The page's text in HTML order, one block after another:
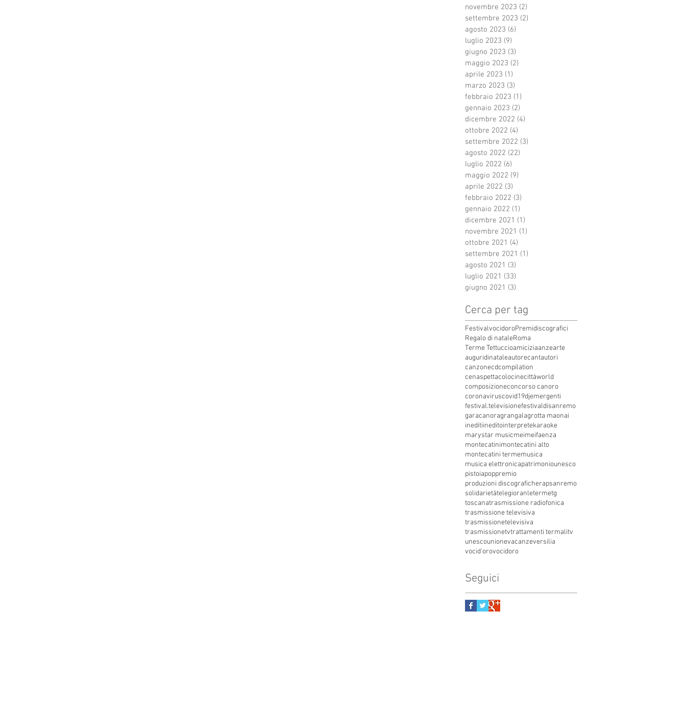
novembre 2023 (2)
settembre 2023 (2)
agosto 2023 (6)
luglio 2023 (9)
giugno 2023 (3)
maggio 2023 (2)
aprile 2023 (1)
marzo 2023 (3)
febbraio 2023 (1)
gennaio 2023 (2)
dicembre 2022 (4)
ottobre 2022 (4)
settembre 2022 (3)
agosto 2022 (22)
luglio 2022 (6)
maggio 2022 (9)
aprile 2022 (3)
febbraio 2022 (3)
gennaio 2022 (1)
dicembre 2021 (1)
novembre 2021 (1)
ottobre 2021 (4)
settembre 2021 (1)
agosto 2021 (3)
luglio 2021 (33)
giugno 2021 (3)
Cerca per tag
FestivalvocidoroPremidiscografici
Regalo di nataleRoma
Terme Tettuccioamiciziaanzearte
auguridinataleautorecantautori
canzonecdcompilation
cenaspettacolocinecittàworld
composizioneconcorso canoro
coronaviruscovid19djemergenti
festival.televisionefestivaldisanremo
garacanoragrangalagrotta maonai
ineditiineditointerpretekaraoke
marystar musicmeimeifaenza
montecatinimontecatini alto
montecatini termemusica
musica elettronicapatrimoniounesco
pistoiapoppremio
produzioni discograficherapsanremo
solidarietàtelegioranletermetg
toscanatrasmissione radiofonica
trasmissione televisiva
trasmissionetelevisiva
trasmissionetvtrattamenti termalitv
unescounionevacanzeversilia
vocid'orovocidoro
Seguici